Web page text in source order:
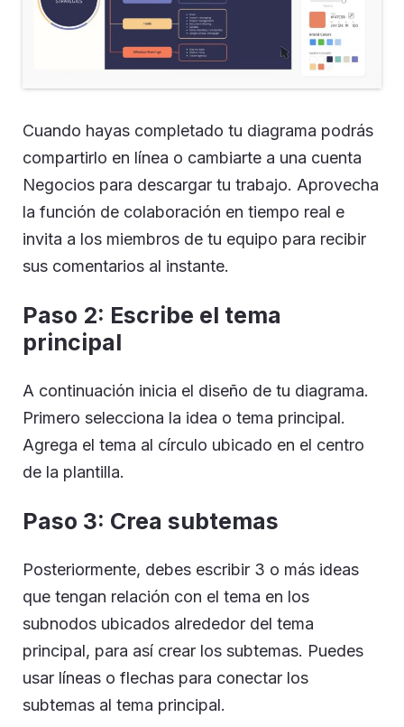
Cuando hayas completado tu diagrama podrás
compartirlo en línea o cambiarte a una cuenta
Negocios para descargar tu trabajo. Aprovecha
la función de colaboración en tiempo real e
invita a los miembros de tu equipo para recibir
sus comentarios al instante.
Paso 2: Escribe el tema
principal
A continuación inicia el diseño de tu diagrama.
Primero selecciona la idea o tema principal.
Agrega el tema al círculo ubicado en el centro
de la plantilla.
Paso 3: Crea subtemas
Posteriormente, debes escribir 3 o más ideas
que tengan relación con el tema en los
subnodos ubicados alrededor del tema
principal, para así crear los subtemas. Puedes
usar líneas o flechas para conectar los
subtemas al tema principal.